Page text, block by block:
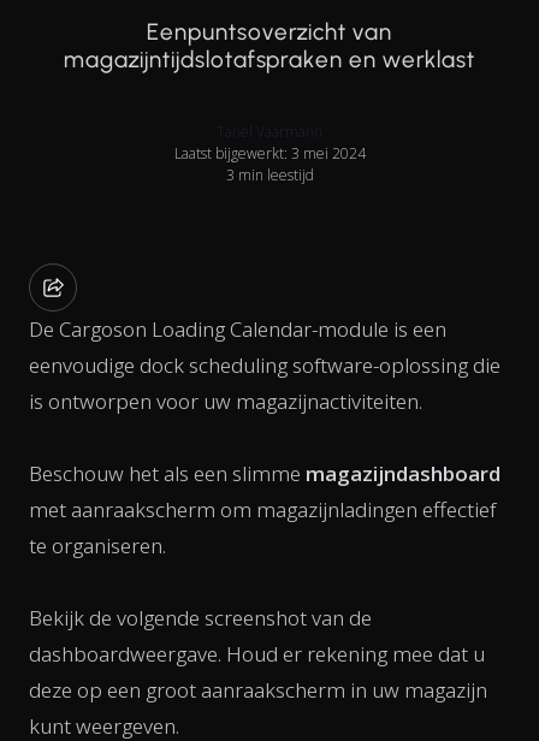
Eenpuntsoverzicht van
magazijntijdslotafspraken en werklast
Tanel Vaarmann
Laatst bijgewerkt: 3 mei 2024
3 min leestijd
De Cargoson Loading Calendar-module is een
eenvoudige dock scheduling software-oplossing die
is ontworpen voor uw magazijnactiviteiten.
Beschouw het als een slimme magazijndashboard
met aanraakscherm om magazijnladingen effectief
te organiseren.
Bekijk de volgende screenshot van de
dashboardweergave. Houd er rekening mee dat u
deze op een groot aanraakscherm in uw magazijn
kunt weergeven.